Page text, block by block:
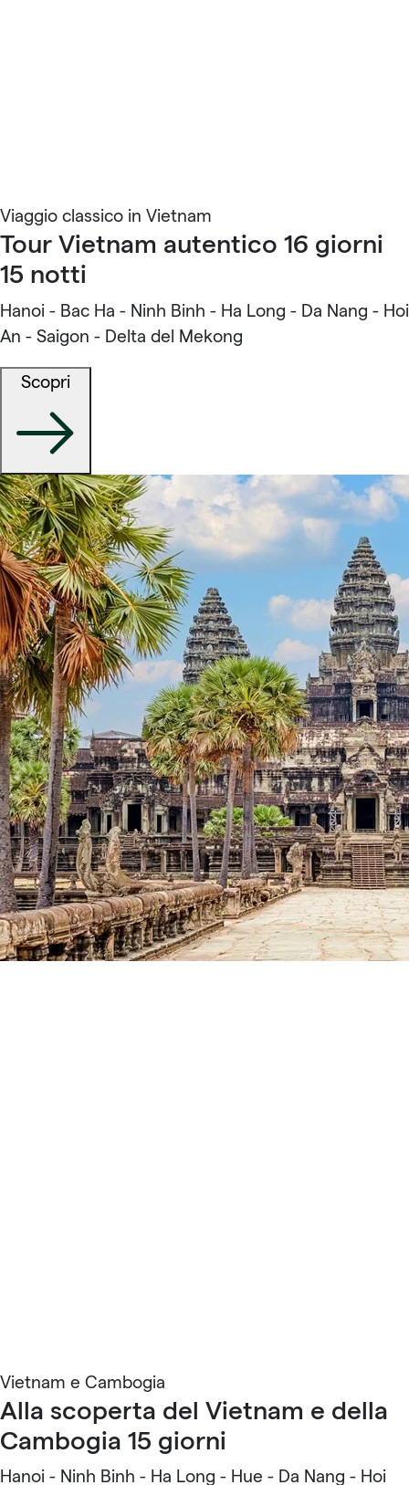
Viaggio classico in Vietnam
Tour Vietnam autentico 16 giorni
15 notti
Hanoi - Bac Ha - Ninh Binh - Ha Long - Da Nang - Hoi
An - Saigon - Delta del Mekong
Scopri
Vietnam e Cambogia
Alla scoperta del Vietnam e della
Cambogia 15 giorni
Hanoi - Ninh Binh - Ha Long - Hue - Da Nang - Hoi